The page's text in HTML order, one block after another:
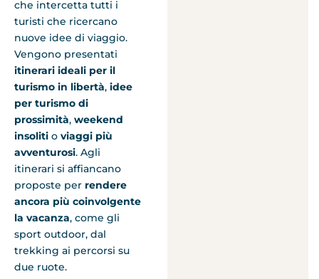
che intercetta tutti i
turisti che ricercano
nuove idee di viaggio.
Vengono presentati
itinerari ideali per il
turismo in libertà, idee
per turismo di
prossimità, weekend
insoliti o viaggi più
avventurosi. Agli
itinerari si affiancano
proposte per rendere
ancora più coinvolgente
la vacanza, come gli
sport outdoor, dal
trekking ai percorsi su
due ruote.